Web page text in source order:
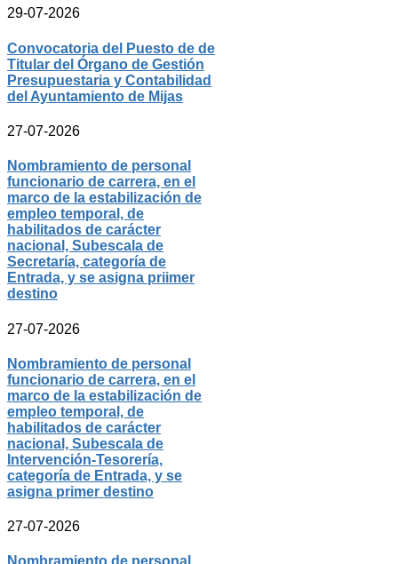
29-07-2026
Convocatoria del Puesto de de
Titular del Órgano de Gestión
Presupuestaria y Contabilidad
del Ayuntamiento de Mijas
27-07-2026
Nombramiento de personal
funcionario de carrera, en el
marco de la estabilización de
empleo temporal, de
habilitados de carácter
nacional, Subescala de
Secretaría, categoría de
Entrada, y se asigna priimer
destino
27-07-2026
Nombramiento de personal
funcionario de carrera, en el
marco de la estabilización de
empleo temporal, de
habilitados de carácter
nacional, Subescala de
Intervención-Tesorería,
categoría de Entrada, y se
asigna primer destino
27-07-2026